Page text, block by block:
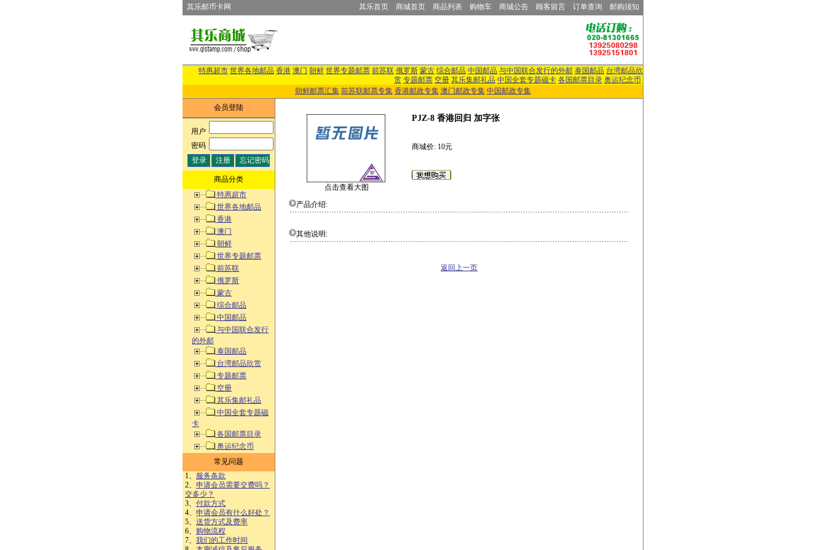
其乐邮币卡网 其乐首页 商城首页 商品列表 购物车 商城公告 顾客留言 订单查询 邮购须知
特惠超市 世界各地邮品 香港 澳门 朝鲜 世界专题邮票 前苏联 俄罗斯 蒙古 综合邮品 中国邮品 与中国联合发行的外邮 泰国邮品 台湾邮品欣
赏 专题邮票 空册 其乐集邮礼品 中国全套专题磁卡 各国邮票目录 奥运纪念币
朝鲜邮票汇集 前苏联邮票专集 香港邮政专集 澳门邮政专集 中国邮政专集
会员登陆
用户:
密码:
商品分类
特惠超市
世界各地邮品
香港
澳门
朝鲜
世界专题邮票
前苏联
俄罗斯
蒙古
综合邮品
中国邮品
与中国联合发行
的外邮
泰国邮品
台湾邮品欣赏
专题邮票
空册
其乐集邮礼品
中国全套专题磁
卡
各国邮票目录
奥运纪念币
常见问题
1、 服务条款
2、 申请会员需要交费吗？
交多少？
3、 付款方式
4、 申请会员有什么好处？
5、 送货方式及费率
6、 购物流程
7、 我们的工作时间
点击查看大图
PJZ-8 香港回归 加字张
商城价: 10元
产品介绍:
其他说明:
返回上一页